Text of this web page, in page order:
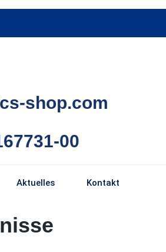
shop.com
00
Aktuelles Kontakt